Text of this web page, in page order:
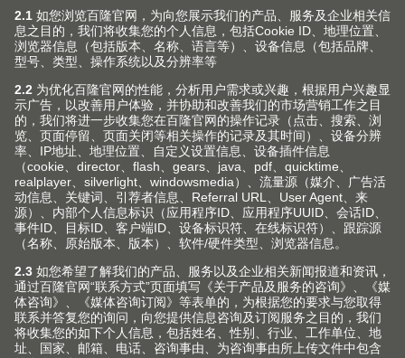
颜色概览
LEGRABOXspecial edition 系列的基础款为优雅的炭黑色
亚光。选择抽帮，将优雅的色调进行统一或是混搭。